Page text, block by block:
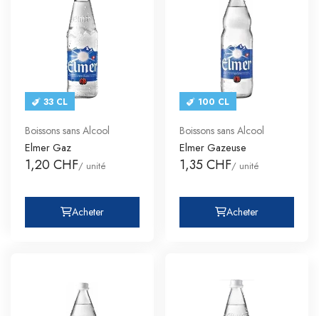
33 CL
Boissons sans Alcool
Elmer Gaz
1,20 CHF/ unité
Acheter
100 CL
Boissons sans Alcool
Elmer Gazeuse
1,35 CHF/ unité
Acheter